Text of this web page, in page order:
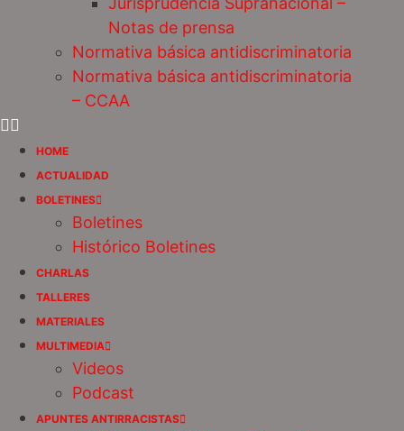
Notas de prensa
Normativa básica antidiscriminatoria
Normativa básica antidiscriminatoria
– CCAA
HOME
ACTUALIDAD
BOLETINES
Boletines
Histórico Boletines
CHARLAS
TALLERES
MATERIALES
MULTIMEDIA
Videos
Podcast
APUNTES ANTIRRACISTAS